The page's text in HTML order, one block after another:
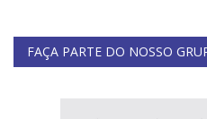
FAÇA PARTE DO NOSSO